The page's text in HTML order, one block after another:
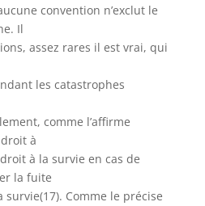
convention n’exclut le
Il
assez rares il est vrai, qui
les catastrophes
comme l’affirme
à
à la survie en cas de
la fuite
Comme le précise